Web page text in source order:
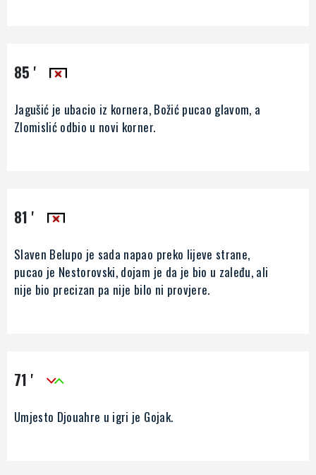
85 '
Jagušić je ubacio iz kornera, Božić pucao glavom, a
Zlomislić odbio u novi korner.
81 '
Slaven Belupo je sada napao preko lijeve strane,
pucao je Nestorovski, dojam je da je bio u zaleđu, ali
nije bio precizan pa nije bilo ni provjere.
71 '
Umjesto Djouahre u igri je Gojak.